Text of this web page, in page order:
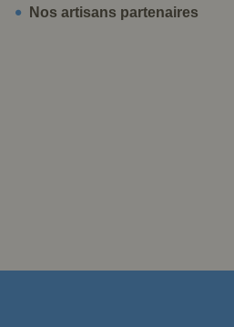
Nos artisans partenaires